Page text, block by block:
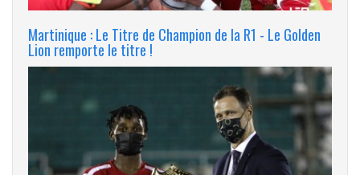
Martinique : Le Titre de Champion de la R1 - Le Golden
Lion remporte le titre !